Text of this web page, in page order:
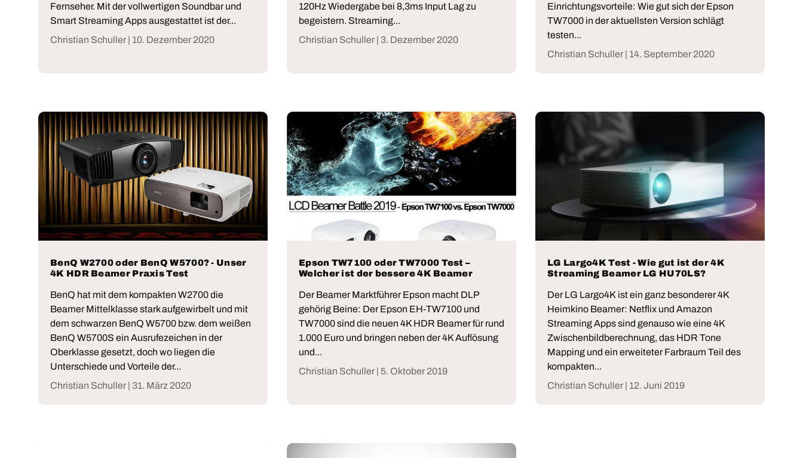
Fernseher. Mit der vollwertigen Soundbar und
Smart Streaming Apps ausgestattet ist der...
Christian Schuller | 10. Dezember 2020
120Hz Wiedergabe bei 8,3ms Input Lag zu
begeistern. Streaming...
Christian Schuller | 3. Dezember 2020
Einrichtungsvorteile: Wie gut sich der Epson
TW7000 in der aktuellsten Version schlägt
testen...
Christian Schuller | 14. September 2020
BenQ W2700 oder BenQ W5700? - Unser
4K HDR Beamer Praxis Test
BenQ hat mit dem kompakten W2700 die
Beamer Mittelklasse stark aufgewirbelt und mit
dem schwarzen BenQ W5700 bzw. dem weißen
BenQ W5700S ein Ausrufezeichen in der
Oberklasse gesetzt, doch wo liegen die
Unterschiede und Vorteile der...
Christian Schuller | 31. März 2020
Epson TW7100 oder TW7000 Test –
Welcher ist der bessere 4K Beamer
Der Beamer Marktführer Epson macht DLP
gehörig Beine: Der Epson EH-TW7100 und
TW7000 sind die neuen 4K HDR Beamer für rund
1.000 Euro und bringen neben der 4K Auflösung
und...
Christian Schuller | 5. Oktober 2019
LG Largo4K Test - Wie gut ist der 4K
Streaming Beamer LG HU70LS?
Der LG Largo4K ist ein ganz besonderer 4K
Heimkino Beamer: Netflix und Amazon
Streaming Apps sind genauso wie eine 4K
Zwischenbildberechnung, das HDR Tone
Mapping und ein erweiteter Farbraum Teil des
kompakten...
Christian Schuller | 12. Juni 2019